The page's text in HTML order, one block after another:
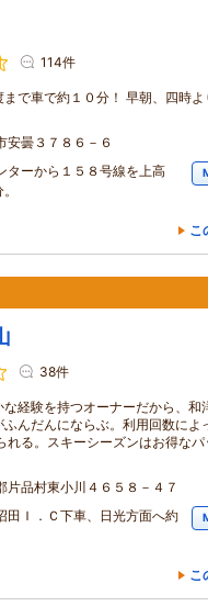
114件
で車で約１０分！ 早朝、四時よ
安曇３７８６－６
ターから１５８号線を上高
こ
38件
経験を持つオーナーだから、和
んだんにならぶ。利用回数によ
れる。スキーシーズンはお得なパ
片品村東小川４６５８－４７
田Ｉ．Ｃ下車、日光方面へ約
こ